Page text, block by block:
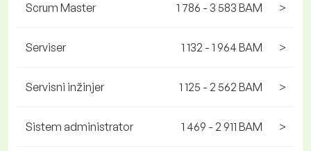
Scrum Master 1 786 - 3 583 BAM >
Serviser 1 132 - 1 964 BAM >
Servisni inžinjer 1 125 - 2 562 BAM >
Sistem administrator 1 469 - 2 911 BAM >